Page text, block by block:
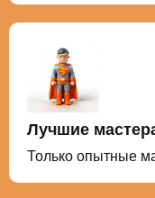
Лучшие
Только опытные